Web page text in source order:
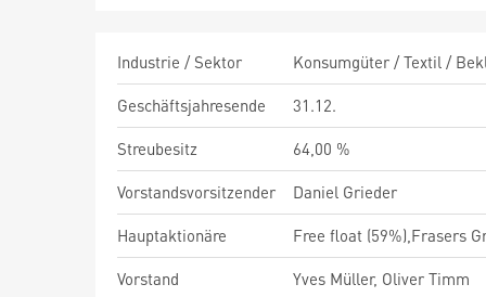
Industrie / Sektor
Konsumgüter / Textil /
Geschäftsjahresende
31.12.
Streubesitz
64,00 %
Vorstandsvorsitzender
Daniel Grieder
Hauptaktionäre
Free float (59%),Frasers
Vorstand
Yves Müller, Oliver Timm